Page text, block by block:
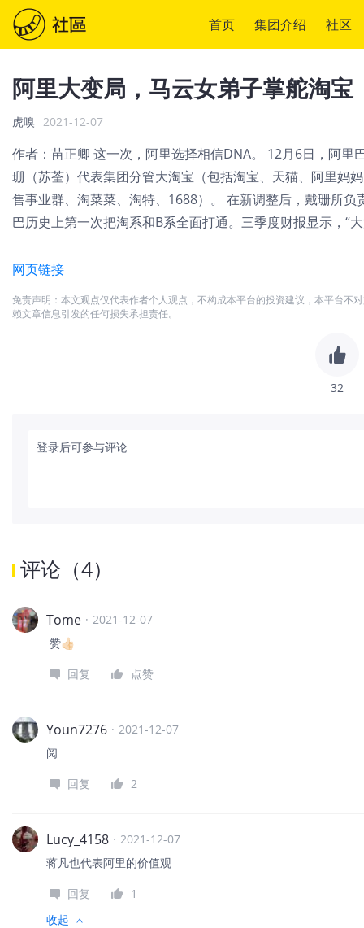
首页 集团介绍 社区
阿里大变局，马云女弟子掌舵淘宝
虎嗅 2021-12-07
作者：苗正卿 这一次，阿里选择相信DNA。 12月6日，阿里
珊（苏荃）代表集团分管大淘宝（包括淘宝、天猫、阿里妈
售事业群、淘菜菜、淘特、1688）。 在新调整后，戴珊所
巴历史上第一次把淘系和B系全面打通。三季度财报显示，“
网页链接
免责声明：本文观点仅代表作者个人观点，不构成本平台的投资建议，本平台不
赖文章信息引发的任何损失承担责任。
32
登录后可参与评论
评论 （4）
Tome · 2021-12-07
赞👍🏻
回复
点赞
Youn7276 · 2021-12-07
阅
回复
2
Lucy_4158 · 2021-12-07
蒋凡也代表阿里的价值观
回复
1
收起